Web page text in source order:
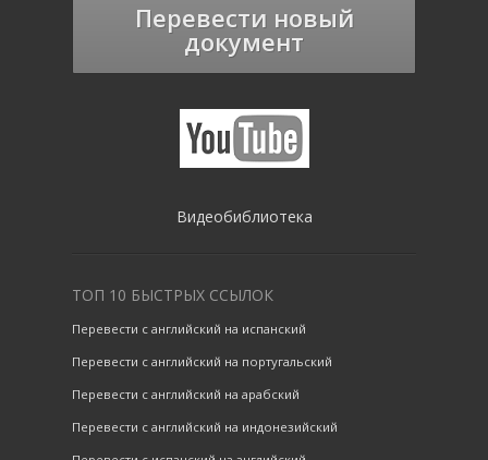
Перевести новый
документ
Видеобиблиотека
ТОП 10 БЫСТРЫХ ССЫЛОК
Перевести с английский на испанский
Перевести с английский на португальский
Перевести с английский на арабский
Перевести с английский на индонезийский